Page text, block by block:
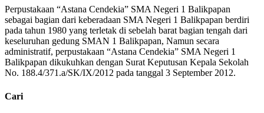
Perpustakaan “Astana Cendekia” SMA Negeri 1 Balikpapan
sebagai bagian dari keberadaan SMA Negeri 1 Balikpapan berdiri
pada tahun 1980 yang terletak di sebelah barat bagian tengah dari
keseluruhan gedung SMAN 1 Balikpapan, Namun secara
administratif, perpustakaan “Astana Cendekia” SMA Negeri 1
Balikpapan dikukuhkan dengan Surat Keputusan Kepala Sekolah
No. 188.4/371.a/SK/IX/2012 pada tanggal 3 September 2012.
Cari